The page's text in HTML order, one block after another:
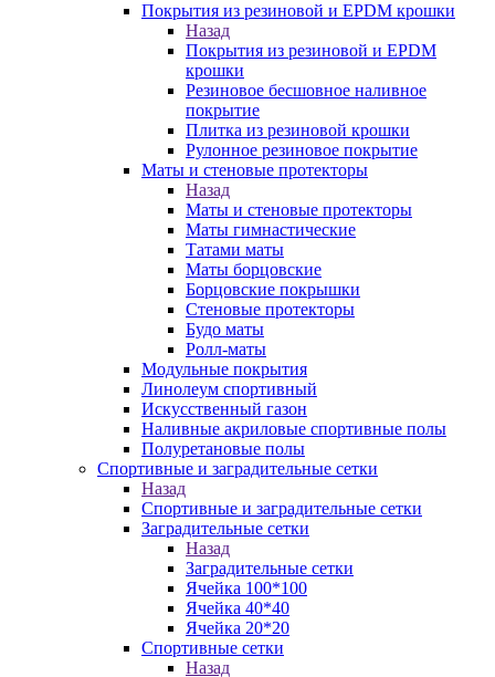
Покрытия из резиновой и EPDM крошки
Назад
Покрытия из резиновой и EPDM
крошки
Резиновое бесшовное наливное
покрытие
Плитка из резиновой крошки
Рулонное резиновое покрытие
Маты и стеновые протекторы
Назад
Маты и стеновые протекторы
Маты гимнастические
Татами маты
Маты борцовские
Борцовские покрышки
Стеновые протекторы
Будо маты
Ролл-маты
Модульные покрытия
Линолеум спортивный
Искусственный газон
Наливные акриловые спортивные полы
Полуретановые полы
Спортивные и заградительные сетки
Назад
Спортивные и заградительные сетки
Заградительные сетки
Назад
Заградительные сетки
Ячейка 100*100
Ячейка 40*40
Ячейка 20*20
Спортивные сетки
Назад